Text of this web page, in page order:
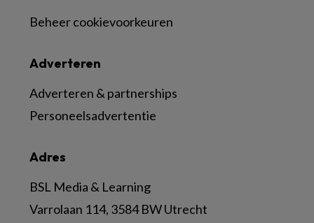
Adres
BSL Media & Learning
Varrolaan 114, 3584 BW Utrecht
Adverteren
Adverteren & partnerships
Personeelsadvertentie
Beheer cookievoorkeuren